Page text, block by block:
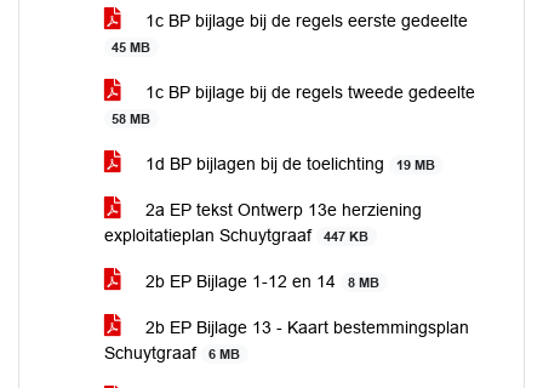
1c BP bijlage bij de regels eerste gedeelte
45 MB
1c BP bijlage bij de regels tweede gedeelte
58 MB
1d BP bijlagen bij de toelichting 19 MB
2a EP tekst Ontwerp 13e herziening
exploitatieplan Schuytgraaf
447 KB
2b EP Bijlage 1-12 en 14 8 MB
2b EP Bijlage 13 - Kaart bestemmingsplan
Schuytgraaf
6 MB